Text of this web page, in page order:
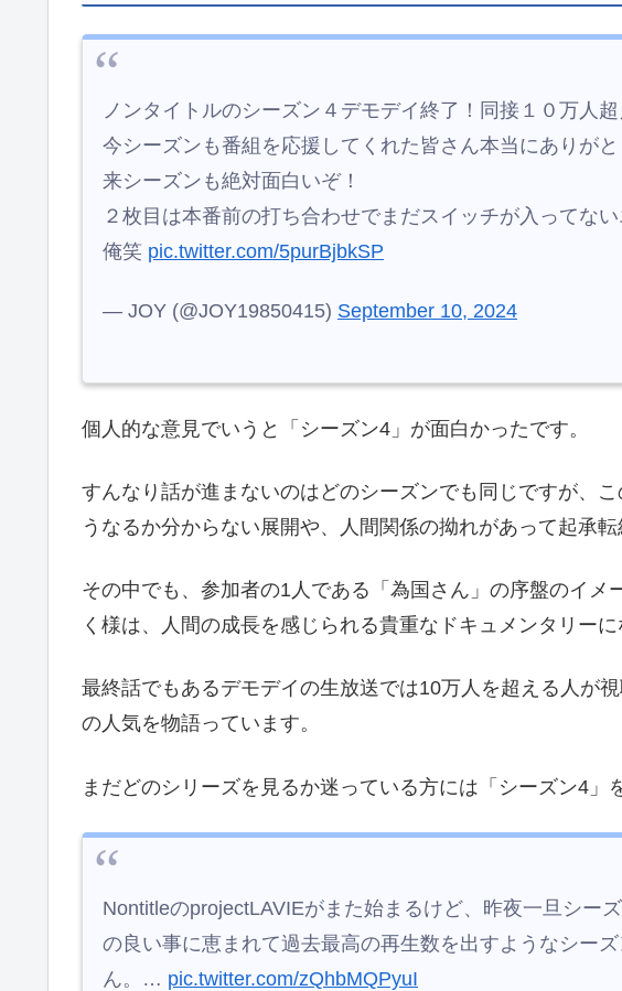
ノンタイトルのシーズン４デモデイ終了！同接１０万人
今シーズンも番組を応援してくれた皆さん本当にありがと
来シーズンも絶対面白いぞ！
２枚目は本番前の打ち合わせでまだスイッチが入ってな
俺笑 pic.twitter.com/5purBjbkSP
— JOY (@JOY19850415) September 10, 2024
個人的な意見でいうと「シーズン4」が面白かったです。
すんなり話が進まないのはどのシーズンでも同じですが、
うなるか分からない展開や、人間関係の拗れがあって起承
その中でも、参加者の1人である「為国さん」の序盤のイメ
く様は、人間の成長を感じられる貴重なドキュメンタリーに
最終話でもあるデモデイの生放送では10万人を超える人が
の人気を物語っています。
まだどのシリーズを見るか迷っている方には「シーズン4」
NontitleのprojectLAVIEがまた始まるけど、昨夜一旦シー
の良い事に恵まれて過去最高の再生数を出すようなシー
ん。… pic.twitter.com/zQhbMQPyuI